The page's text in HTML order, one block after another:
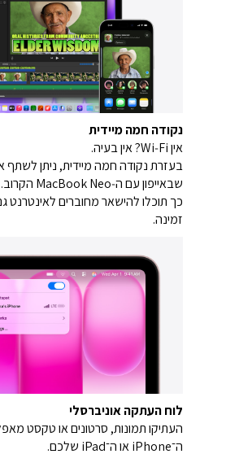
נקודה חמה מיידית
אין Wi‑Fi? אין בעיה.
בעזרת נקודה חמה מיידית, ניתן לשתף
שבאייפון עם ה‑MacBook Neo הקרוב.
זמינה.
לוח העתקה אוניברסלי
העתיקו תמונות, סרטונים או טקסט
ה־iPhone או ה־iPad שלכם.